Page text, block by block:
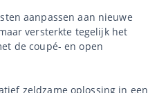
aanpassen aan nieuwe
versterkte tegelijk het
de coupé- en open
zeldzame oplossing in een